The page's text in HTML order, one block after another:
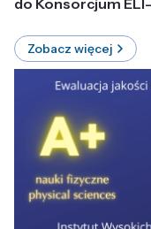
do Konsorcjum
Zobacz więcej